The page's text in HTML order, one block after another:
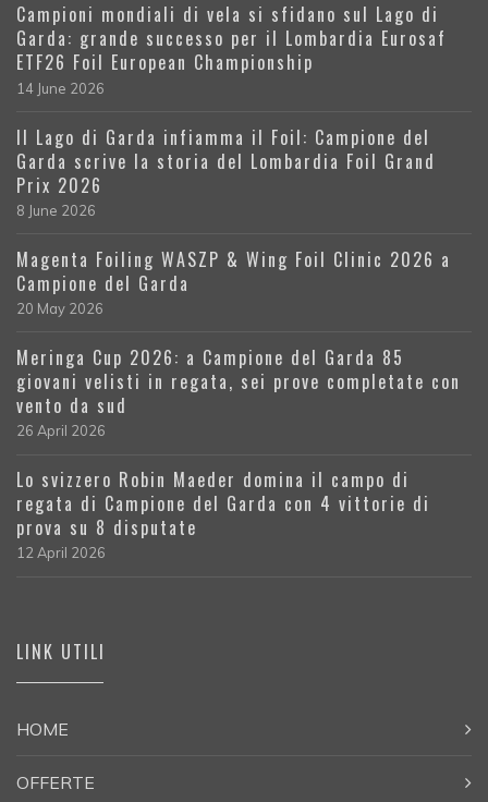
Campioni mondiali di vela si sfidano sul Lago di
Garda: grande successo per il Lombardia Eurosaf
ETF26 Foil European Championship
14 June 2026
Il Lago di Garda infiamma il Foil: Campione del
Garda scrive la storia del Lombardia Foil Grand
Prix 2026
8 June 2026
Magenta Foiling WASZP & Wing Foil Clinic 2026 a
Campione del Garda
20 May 2026
Meringa Cup 2026: a Campione del Garda 85
giovani velisti in regata, sei prove completate con
vento da sud
26 April 2026
Lo svizzero Robin Maeder domina il campo di
regata di Campione del Garda con 4 vittorie di
prova su 8 disputate
12 April 2026
LINK UTILI
HOME
OFFERTE